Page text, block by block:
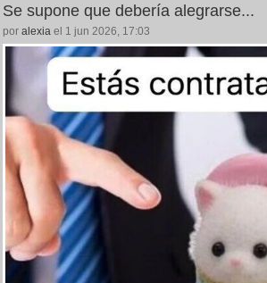
Se supone que debería alegrarse...
por alexia el 1 jun 2026, 17:03